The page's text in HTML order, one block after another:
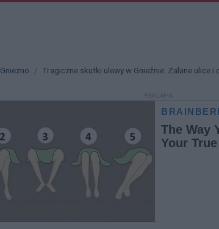
Gniezno Tragiczne skutki ulewy w Gnieźnie. Zalane ulice i
REKLAMA